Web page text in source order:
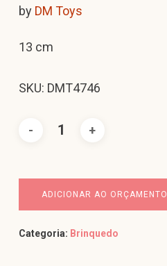
by DM Toys
13 cm
SKU: DMT4746
ADICIONAR AO ORÇAMENTO
Categoria: Brinquedo